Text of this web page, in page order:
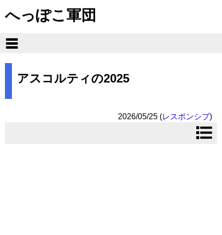
へっぽこ軍団
アスコルティの2025
2026/05/25 (レスポンシブ)